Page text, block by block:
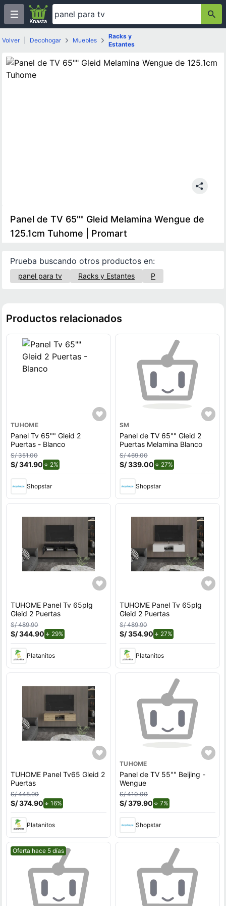
Volver Decohogar Muebles
Racks y
Estantes
Panel de TV 65"" Gleid Melamina Wengue de
125.1cm Tuhome | Promart
Prueba buscando otros productos en:
panel para tv Racks y Estantes P
Productos relacionados
TUHOME
Panel Tv 65"" Gleid 2
Puertas - Blanco
S/ 351.00
S/ 341.90 2%
Shopstar
SM
Panel de TV 65"" Gleid 2
Puertas Melamina Blanco
S/ 469.00
S/ 339.00 27%de descuento.
Shopstar
TUHOME Panel Tv 65plg
Gleid 2 Puertas
S/ 489.90
S/ 344.90 29%
Platanitos
TUHOME Panel Tv 65plg
Gleid 2 Puertas
S/ 489.90
S/ 354.90 27%de descuento.
Platanitos
TUHOME Panel Tv65 Gleid 2
Puertas
S/ 448.90
S/ 374.90 16%
Platanitos
TUHOME
Panel de TV 55"" Beijing -
Wengue
S/ 410.00
S/ 379.90 7%de descuento.
Shopstar
Mejor precio.
Oferta hace 5 días